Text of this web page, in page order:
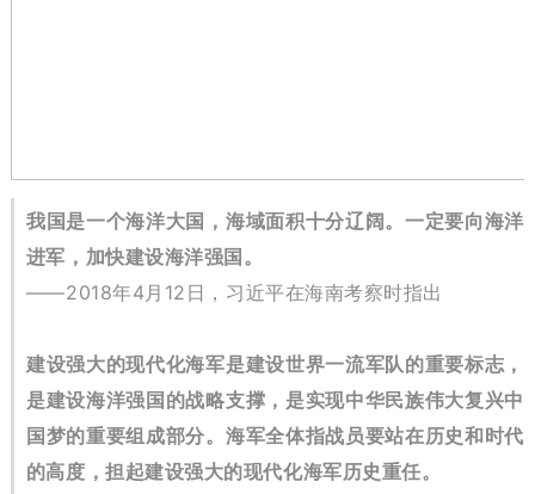
我国是一个海洋大国，海域面积十分辽阔。一定要向海洋
进军，加快建设海洋强国。
——2018年4月12日，习近平在海南考察时指出
建设强大的现代化海军是建设世界一流军队的重要标志，
是建设海洋强国的战略支撑，是实现中华民族伟大复兴中
国梦的重要组成部分。 海军全体指战员要站在历史和时代
的高度，担起建设强大的现代化海军历史重任。